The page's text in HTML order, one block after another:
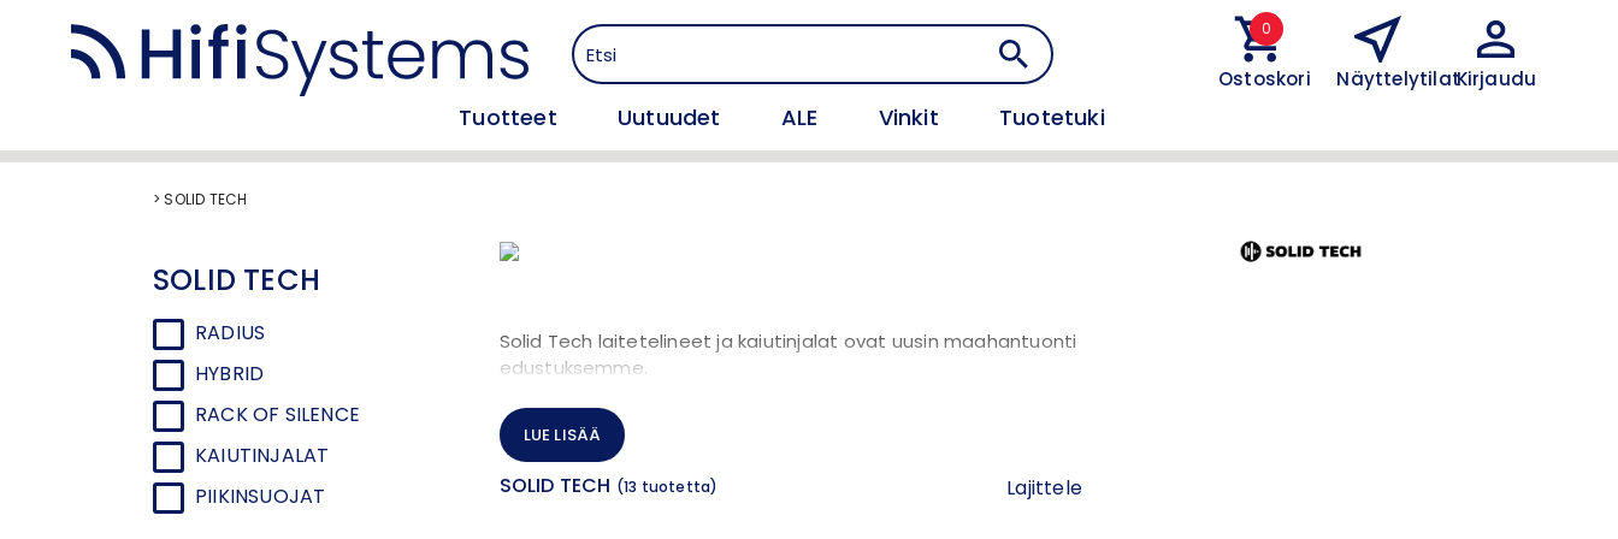
Ostoskori
0
NäyttelytilatKirjaudu
Tuotteet Uutuudet ALE Vinkit Tuotetuki
>SOLID TECH
SOLID TECH
RADIUS
HYBRID
RACK OF SILENCE
KAIUTINJALAT
PIIKINSUOJAT
Solid Tech laitetelineet ja kaiutinjalat ovat uusin maahantuonti
edustuksemme.
Solid Tech on perustettu Ruotsissa vuonna 1995.
Tuotteissa käytetään optimoituja korkealaatuisia materiaaleja ja
hyvin testattuja tekniikoita, jotka ovat peräisin resonanssi- ja
LUE LISÄÄ
SOLID TECH (13 tuotetta) Lajittele